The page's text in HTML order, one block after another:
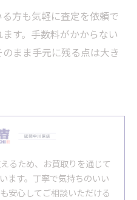
方も気軽に査定を依頼で
す。手数料がかからない
まま手元に残る点は大き
るため、お買取りを通じて
ます。丁寧で気持ちのいい
安心してご相談いただける